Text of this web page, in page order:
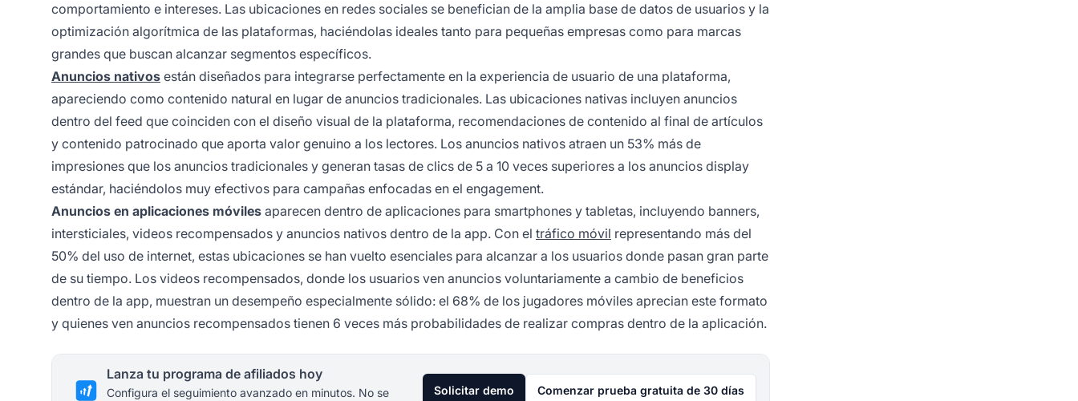
comportamiento e intereses. Las ubicaciones en redes sociales se benefician de la amplia base de datos de usuarios y la
optimización algorítmica de las plataformas, haciéndolas ideales tanto para pequeñas empresas como para marcas
grandes que buscan alcanzar segmentos específicos.
Anuncios nativos están diseñados para integrarse perfectamente en la experiencia de usuario de una plataforma,
apareciendo como contenido natural en lugar de anuncios tradicionales. Las ubicaciones nativas incluyen anuncios
dentro del feed que coinciden con el diseño visual de la plataforma, recomendaciones de contenido al final de artículos
y contenido patrocinado que aporta valor genuino a los lectores. Los anuncios nativos atraen un 53% más de
impresiones que los anuncios tradicionales y generan tasas de clics de 5 a 10 veces superiores a los anuncios display
estándar, haciéndolos muy efectivos para campañas enfocadas en el engagement.
Anuncios en aplicaciones móviles aparecen dentro de aplicaciones para smartphones y tabletas, incluyendo banners,
intersticiales, videos recompensados y anuncios nativos dentro de la app. Con el tráfico móvil representando más del
50% del uso de internet, estas ubicaciones se han vuelto esenciales para alcanzar a los usuarios donde pasan gran parte
de su tiempo. Los videos recompensados, donde los usuarios ven anuncios voluntariamente a cambio de beneficios
dentro de la app, muestran un desempeño especialmente sólido: el 68% de los jugadores móviles aprecian este formato
y quienes ven anuncios recompensados tienen 6 veces más probabilidades de realizar compras dentro de la aplicación.
Lanza tu programa de afiliados hoy
Configura el seguimiento avanzado en minutos. No se
Solicitar demo Comenzar prueba gratuita de 30 días